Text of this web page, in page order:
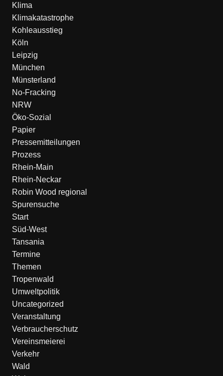
Klima
Klimakatastrophe
Kohleausstieg
Köln
Leipzig
München
Münsterland
No-Fracking
NRW
Öko-Sozial
Papier
Pressemitteilungen
Prozess
Rhein-Main
Rhein-Neckar
Robin Wood regional
Spurensuche
Start
Süd-West
Tansania
Termine
Themen
Tropenwald
Umweltpolitik
Uncategorized
Veranstaltung
Verbraucherschutz
Vereinsmeierei
Verkehr
Wald